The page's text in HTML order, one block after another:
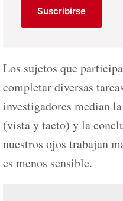
Suscribirse
Los sujetos que
completar diversas
investigadores median
(vista y tacto) y la
nuestros ojos trabajan
es menos sensible.